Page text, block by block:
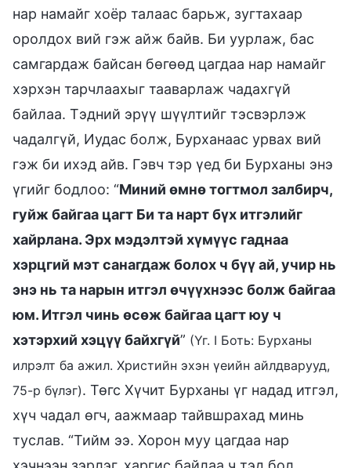
нар намайг хоёр талаас барьж, зугтахаар
оролдох вий гэж айж байв. Би уурлаж, бас
самгардаж байсан бөгөөд цагдаа нар намайг
хэрхэн тарчлаахыг тааварлаж чадахгүй
байлаа. Тэдний эрүү шүүлтийг тэсвэрлэж
чадалгүй, Иудас болж, Бурханаас урвах вий
гэж би ихэд айв. Гэвч тэр үед би Бурханы энэ
үгийг бодлоо: “Миний өмнө тогтмол залбирч,
гуйж байгаа цагт Би та нарт бүх итгэлийг
хайрлана. Эрх мэдэлтэй хүмүүс гаднаа
хэрцгий мэт санагдаж болох ч бүү ай, учир нь
энэ нь та нарын итгэл өчүүхнээс болж байгаа
юм. Итгэл чинь өсөж байгаа цагт юу ч
хэтэрхий хэцүү байхгүй” (Үг. I Боть: Бурханы
илрэлт ба ажил. Христийн эхэн үеийн айлдварууд,
75-р бүлэг). Төгс Хүчит Бурханы үг надад итгэл,
хүч чадал өгч, аажмаар тайвшрахад минь
туслав. “Тийм ээ. Хорон муу цагдаа нар